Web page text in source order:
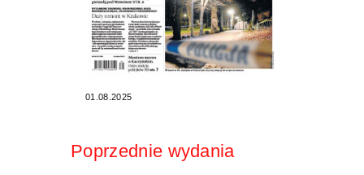
01.08.2025
Poprzednie wydania